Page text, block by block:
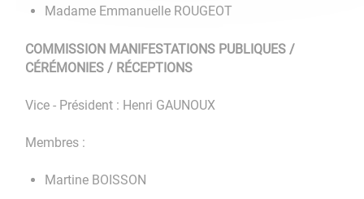
Madame Emmanuelle ROUGEOT
COMMISSION MANIFESTATIONS PUBLIQUES /
CÉRÉMONIES / RÉCEPTIONS
Vice - Président : Henri GAUNOUX
Membres :
Martine BOISSON